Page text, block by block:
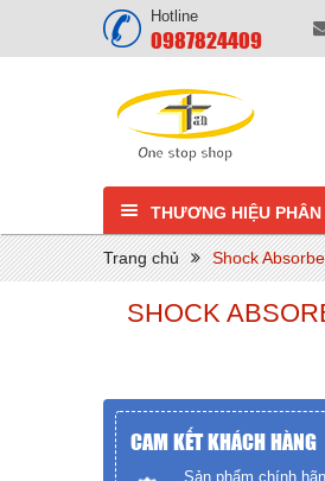
Hotline
0987824409
THƯƠNG HIỆU PHÂN
Trang chủ Shock
SHOCK
CAM KẾT KHÁCH HÀNG
Sản phẩm chính